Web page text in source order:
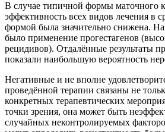
В случае типичной формы маточного
эффективность всех видов лечения в
формой была значительно снижена.
было применение прогестагенов
рецидивов). Отдалённые результаты
показали наибольшую вероятность
Негативные и не вполне
проведённой терапии связаны не
конкретных терапевтических
точки зрения, она может быть
случайных неконтролируемых